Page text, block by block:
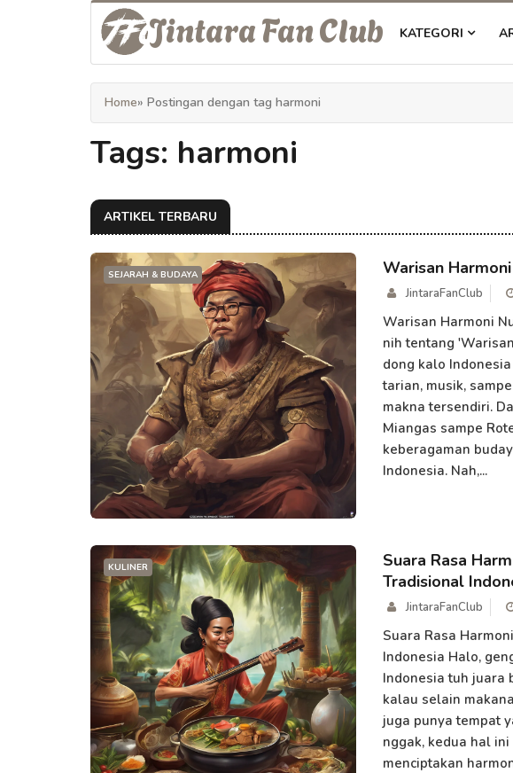
Jintara Fan Club KATEGORI
Home» Postingan dengan tag harmoni
Tags: harmoni
ARTIKEL TERBARU
SEJARAH & BUDAYA Warisan
JintaraFanClub
Warisan Harmoni
nih tentang
dong kalo
tarian, musik,
makna tersendiri.
Miangas sampe
keberagaman
Indonesia. Nah,...
KULINER
Suara Rasa
Tradisional
JintaraFanClub
Suara Rasa
Indonesia Halo,
Indonesia tuh juara
kalau selain
juga punya tempat
nggak, kedua hal
menciptakan